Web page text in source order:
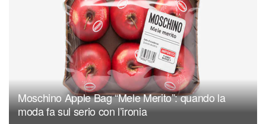
Moschino Apple Bag “Mele Merito”: quando la
moda fa sul serio con l’ironia